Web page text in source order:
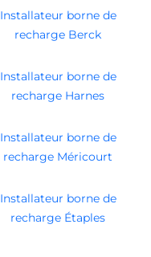
Installateur borne de
recharge Berck
Installateur borne de
recharge Harnes
Installateur borne de
recharge Méricourt
Installateur borne de
recharge Étaples